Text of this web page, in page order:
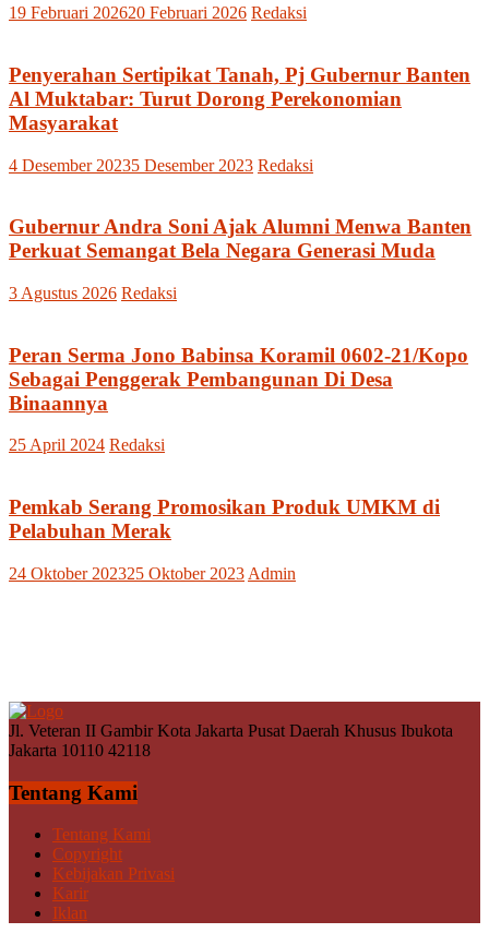
19 Februari 202620 Februari 2026 Redaksi
Penyerahan Sertipikat Tanah, Pj Gubernur Banten
Al Muktabar: Turut Dorong Perekonomian
Masyarakat
4 Desember 20235 Desember 2023 Redaksi
Gubernur Andra Soni Ajak Alumni Menwa Banten
Perkuat Semangat Bela Negara Generasi Muda
3 Agustus 2026 Redaksi
Peran Serma Jono Babinsa Koramil 0602-21/Kopo
Sebagai Penggerak Pembangunan Di Desa
Binaannya
25 April 2024 Redaksi
Pemkab Serang Promosikan Produk UMKM di
Pelabuhan Merak
24 Oktober 202325 Oktober 2023 Admin
Jl. Veteran II Gambir Kota Jakarta Pusat Daerah Khusus Ibukota
Jakarta 10110 42118
Tentang Kami
Tentang Kami
Copyright
Kebijakan Privasi
Karir
Iklan